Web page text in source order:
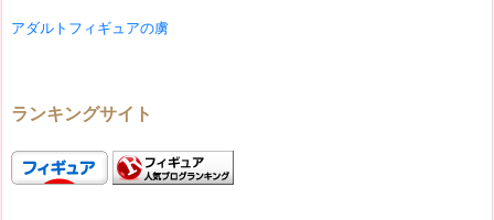
アダルトフィギュアの虜
ランキングサイト